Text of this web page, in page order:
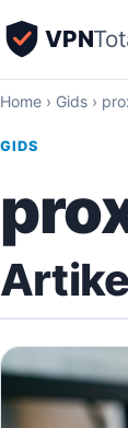
VPN
Home › Gids ›
GIDS